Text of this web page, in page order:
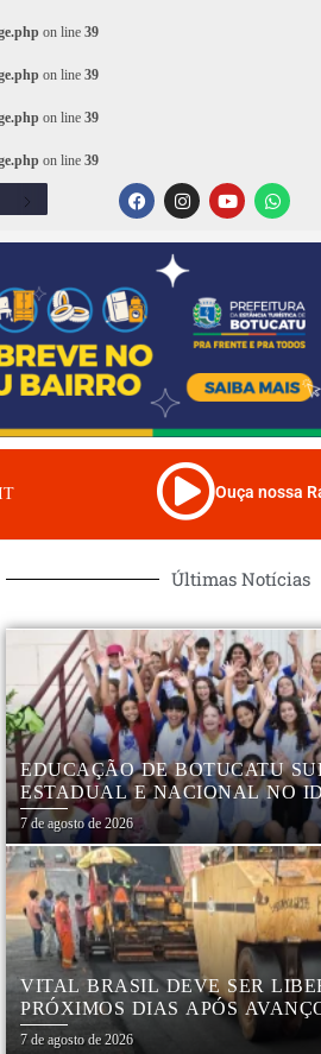
on line 39
on line 39
on line 39
on line 39
Ouça nossa
Últimas Notícias
EDUCAÇÃO DE BOTUCATU
ESTADUAL E NACIONAL NO
7 de agosto de 2026
VITAL BRASIL DEVE SER
PRÓXIMOS DIAS APÓS
NA REGIÃO DA RODOVIÁRIA
7 de agosto de 2026